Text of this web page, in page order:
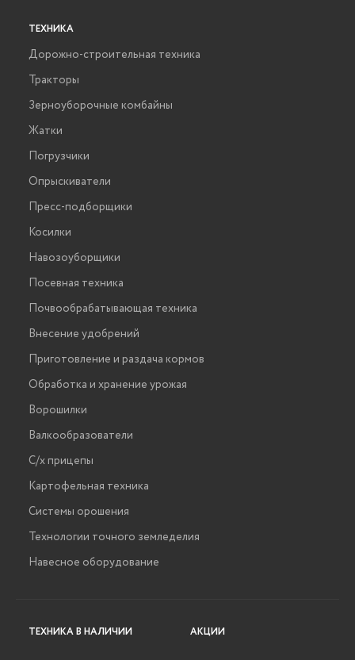
ТЕХНИКА
Дорожно-строительная техника
Тракторы
Зерноуборочные комбайны
Жатки
Погрузчики
Опрыскиватели
Пресс-подборщики
Косилки
Навозоуборщики
Посевная техника
Почвообрабатывающая техника
Внесение удобрений
Приготовление и раздача кормов
Обработка и хранение урожая
Ворошилки
Валкообразователи
С/х прицепы
Картофельная техника
Системы орошения
Технологии точного земледелия
Навесное оборудование
ТЕХНИКА В НАЛИЧИИ АКЦИИ